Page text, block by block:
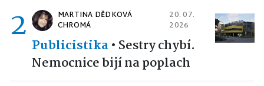
2
MARTINA DĚDKOVÁ
CHROMÁ
20. 07.
2026
Publicistika• Sestry chybí.
Nemocnice bijí na poplach